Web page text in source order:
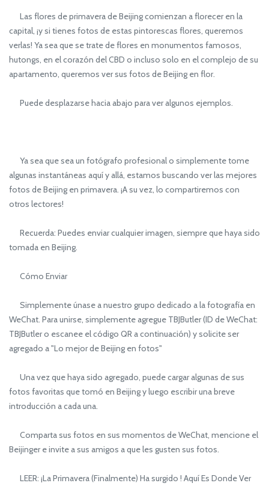
Las flores de primavera de Beijing comienzan a florecer en la
capital, ¡y si tienes fotos de estas pintorescas flores, queremos
verlas! Ya sea que se trate de flores en monumentos famosos,
hutongs, en el corazón del CBD o incluso solo en el complejo de su
apartamento, queremos ver sus fotos de Beijing en flor.
Puede desplazarse hacia abajo para ver algunos ejemplos.
Ya sea que sea un fotógrafo profesional o simplemente tome
algunas instantáneas aquí y allá, estamos buscando ver las mejores
fotos de Beijing en primavera. ¡A su vez, lo compartiremos con
otros lectores!
Recuerda: Puedes enviar cualquier imagen, siempre que haya sido
tomada en Beijing.
Cómo Enviar
Simplemente únase a nuestro grupo dedicado a la fotografía en
WeChat. Para unirse, simplemente agregue TBJButler (ID de WeChat:
TBJButler o escanee el código QR a continuación) y solicite ser
agregado a "Lo mejor de Beijing en fotos"
Una vez que haya sido agregado, puede cargar algunas de sus
fotos favoritas que tomó en Beijing y luego escribir una breve
introducción a cada una.
Comparta sus fotos en sus momentos de WeChat, mencione el
Beijinger e invite a sus amigos a que les gusten sus fotos.
LEER: ¡La Primavera (Finalmente) Ha surgido ! Aquí Es Donde Ver